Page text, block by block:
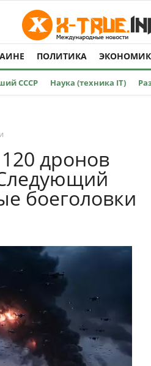
ПОЛИТИКА
СССР Наука (техника IT)
дронов
боеголовки